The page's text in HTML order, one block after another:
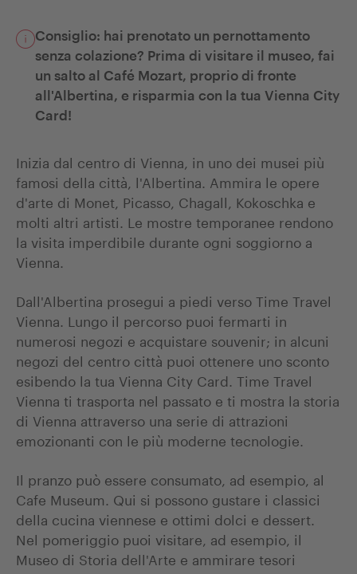
Consiglio: hai prenotato un pernottamento
senza colazione? Prima di visitare il museo, fai
un salto al Café Mozart, proprio di fronte
all'Albertina, e risparmia con la tua Vienna City
Card!
Inizia dal centro di Vienna, in uno dei musei più
famosi della città, l'Albertina. Ammira le opere
d'arte di Monet, Picasso, Chagall, Kokoschka e
molti altri artisti. Le mostre temporanee rendono
la visita imperdibile durante ogni soggiorno a
Vienna.
Dall'Albertina prosegui a piedi verso Time Travel
Vienna. Lungo il percorso puoi fermarti in
numerosi negozi e acquistare souvenir; in alcuni
negozi del centro città puoi ottenere uno sconto
esibendo la tua Vienna City Card. Time Travel
Vienna ti trasporta nel passato e ti mostra la storia
di Vienna attraverso una serie di attrazioni
emozionanti con le più moderne tecnologie.
Il pranzo può essere consumato, ad esempio, al
Cafe Museum. Qui si possono gustare i classici
della cucina viennese e ottimi dolci e dessert.
Nel pomeriggio puoi visitare, ad esempio, il
Museo di Storia dell'Arte e ammirare tesori